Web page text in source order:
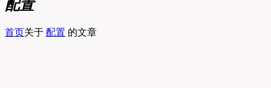
配置
首页关于 配置 的文章